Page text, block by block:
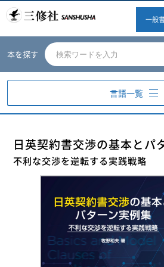
一般
本を探す
言語一覧
ドイツ語
イタリア語
日英契約書交渉の基本とパ
不利な交渉を逆転する実践戦略